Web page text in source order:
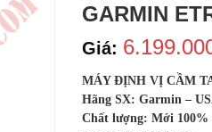
GARMIN
Giá:
MÁY ĐỊNH VỊ CẦM
Hãng SX: Garmin –
Chất lượng: Mới 100%